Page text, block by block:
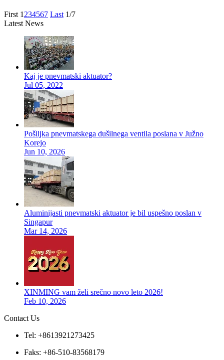
First 1 234567 Last 1/7
Latest News
Kaj je pnevmatski aktuator?
Jul 05, 2022
Pošiljka pnevmatskega dušilnega ventila poslana v Južno
Korejo
Jun 10, 2026
Aluminijasti pnevmatski aktuator je bil uspešno poslan v
Singapur
Mar 14, 2026
XINMING vam želi srečno novo leto 2026!
Feb 10, 2026
Contact Us
Tel: +8613921273425
Faks: +86-510-83568179